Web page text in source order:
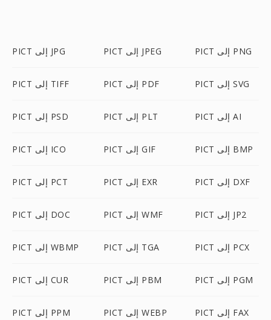
PICT إلى JPG PICT إلى JPEG PICT إلى PNG
PICT إلى TIFF PICT إلى PDF PICT إلى SVG
PICT إلى PSD PICT إلى PLT PICT إلى AI
PICT إلى ICO PICT إلى GIF PICT إلى BMP
PICT إلى PCT PICT إلى EXR PICT إلى DXF
PICT إلى DOC PICT إلى WMF PICT إلى JP2
PICT إلى WBMP PICT إلى TGA PICT إلى PCX
PICT إلى CUR PICT إلى PBM PICT إلى PGM
PICT إلى PPM PICT إلى WEBP PICT إلى FAX